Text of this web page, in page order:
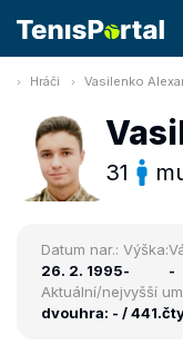
Hráči Vasilenko
31
Datum nar.:
26. 2. 1995
Výška:
-
-
Aktuální/nejvyšší
dvouhra: - / 441.